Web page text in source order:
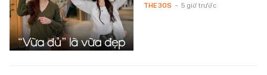
THE 30S - 5 giờ trước